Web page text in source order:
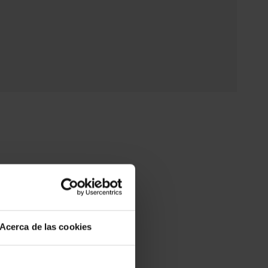
Acerca de las cookies